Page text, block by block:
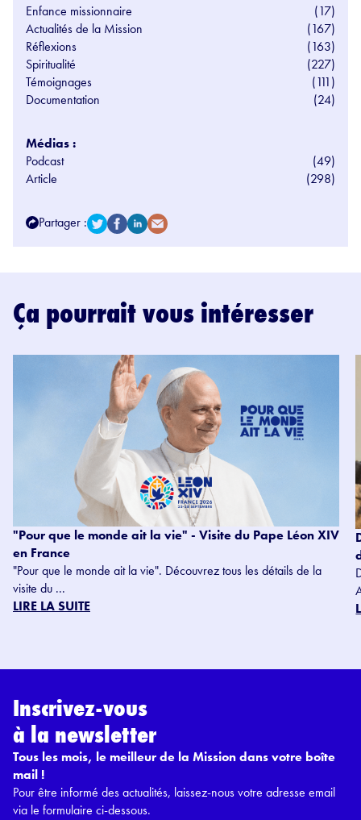
Enfance missionnaire
(17)
Actualités de la Mission
(167)
Réflexions
(163)
Spiritualité
(227)
Témoignages
(111)
Documentation
(24)
Médias :
Podcast
(49)
Article
(298)
Partager :
Ça pourrait vous intéresser
"Pour que le monde ait la vie" - Visite du Pape Léon XIV
en France
"Pour que le monde ait la vie". Découvrez tous les détails de la
visite du ...
LIRE LA SUITE
Inscrivez-vous
à la newsletter
Tous les mois, le meilleur de la Mission dans votre boîte
mail !
Pour être informé des actualités, laissez-nous votre adresse email
via le formulaire ci-dessous.